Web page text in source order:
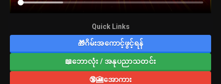
Quick Links
🎁ဂိမ်းအကောင့်ဖွင့်ရန်
📖ဘောလုံး / အနုပညာသတင်း
🔞🎦အောကား